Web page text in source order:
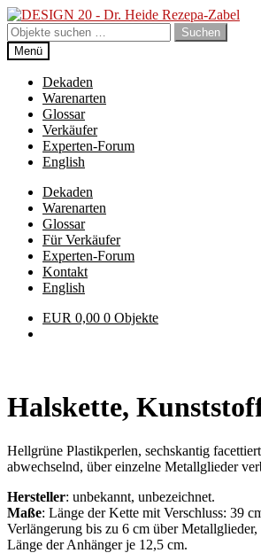
Zur
Navigation
springen
Zum
Inhalt
springen
Suchen
nach:
Suchen
Menü
Dekaden
Warenarten
Glossar
Verkäufer
Experten-Forum
English
Dekaden
Warenarten
Glossar
Für Verkäufer
Experten-Forum
Kontakt
English
EUR 0,00 0 Objekte
Halskette,
Hellgrüne Plastikperlen, sechskantig
abwechselnd, über einzelne Metallglieder
Hersteller: unbekannt, unbezeichnet.
Maße: Länge der Kette mit Verschluss: 39
Verlängerung bis zu 6 cm über Metallglieder,
Länge der Anhänger je 12,5 cm.